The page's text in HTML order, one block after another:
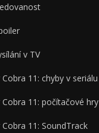
v TV
11: chyby v seriálu
11: počítačové hry
11: SoundTrack